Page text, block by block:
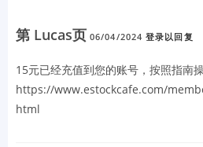
第 Lucas页 06/04/2024 登录以回复
15元已经充值到您的账号，按照指南
https://www.estockcafe.com/
html